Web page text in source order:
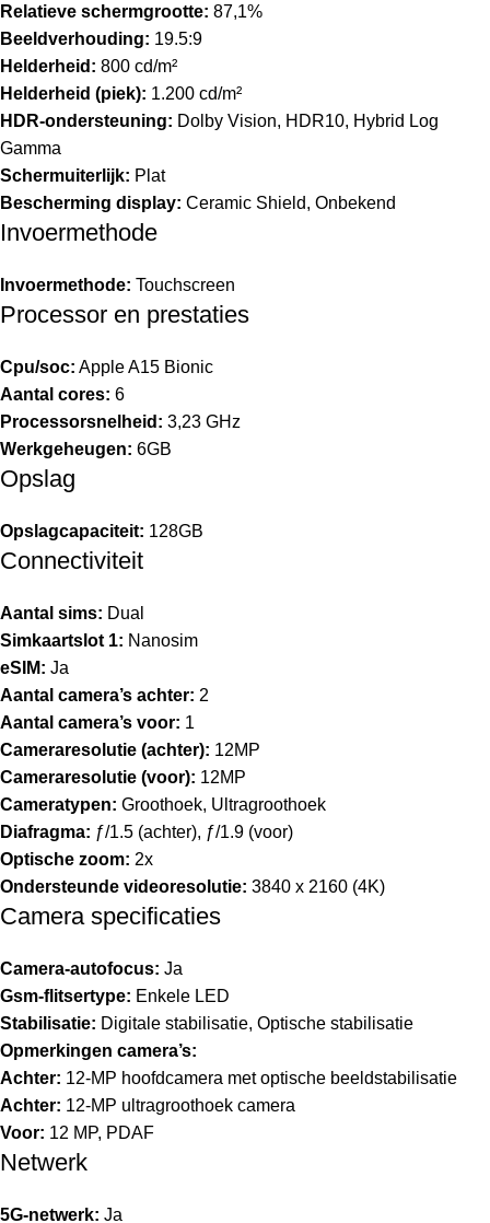
Relatieve schermgrootte: 87,1%
Beeldverhouding: 19.5:9
Helderheid: 800 cd/m²
Helderheid (piek): 1.200 cd/m²
HDR-ondersteuning: Dolby Vision, HDR10, Hybrid Log
Gamma
Schermuiterlijk: Plat
Bescherming display: Ceramic Shield, Onbekend
Invoermethode
Invoermethode: Touchscreen
Processor en prestaties
Cpu/soc: Apple A15 Bionic
Aantal cores: 6
Processorsnelheid: 3,23 GHz
Werkgeheugen: 6GB
Opslag
Opslagcapaciteit: 128GB
Connectiviteit
Aantal sims: Dual
Simkaartslot 1: Nanosim
eSIM: Ja
Aantal camera’s achter: 2
Aantal camera’s voor: 1
Cameraresolutie (achter): 12MP
Cameraresolutie (voor): 12MP
Cameratypen: Groothoek, Ultragroothoek
Diafragma: ƒ/1.5 (achter), ƒ/1.9 (voor)
Optische zoom: 2x
Ondersteunde videoresolutie: 3840 x 2160 (4K)
Camera specificaties
Camera-autofocus: Ja
Gsm-flitsertype: Enkele LED
Stabilisatie: Digitale stabilisatie, Optische stabilisatie
Opmerkingen camera’s:
Achter: 12‑MP hoofdcamera met optische beeld­stabilisatie
Achter: 12‑MP ultragroothoek camera
Voor: 12 MP, PDAF
Netwerk
5G-netwerk: Ja